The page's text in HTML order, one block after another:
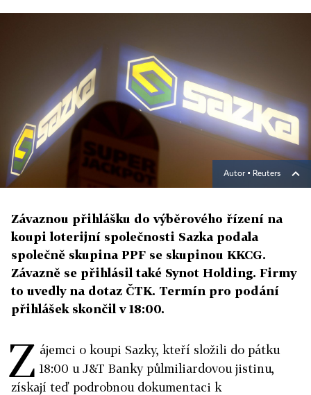
Autor ▪ Reuters
Závaznou přihlášku do výběrového řízení na
koupi loterijní společnosti Sazka podala
společně skupina PPF se skupinou KKCG.
Závazně se přihlásil také Synot Holding. Firmy
to uvedly na dotaz ČTK. Termín pro podání
přihlášek skončil v 18:00.
Z ájemci o koupi Sazky, kteří složili do pátku
18:00 u J&T Banky půlmiliardovou jistinu,
získají teď podrobnou dokumentaci k